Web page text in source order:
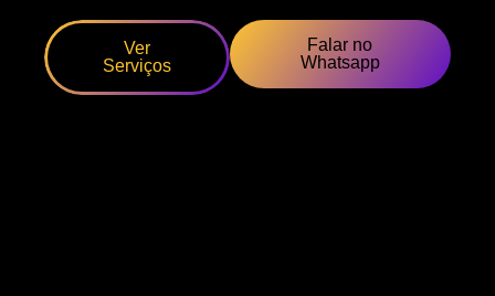
Ver
Serviços
Falar no
Whatsapp